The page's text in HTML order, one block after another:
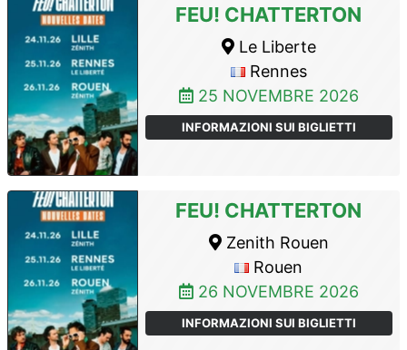
FEU! CHATTERTON
Le Liberte
Rennes
25 NOVEMBRE 2026
INFORMAZIONI SUI BIGLIETTI
FEU! CHATTERTON
Zenith Rouen
Rouen
26 NOVEMBRE 2026
INFORMAZIONI SUI BIGLIETTI